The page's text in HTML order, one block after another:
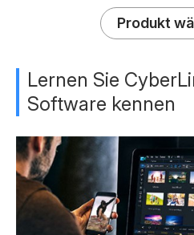
Produkt
Lernen Sie
Software kennen